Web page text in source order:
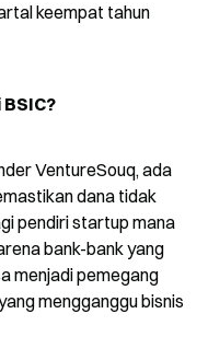
keempat tahun
VentureSouq, ada
dana tidak
pendiri startup mana
bank-bank yang
menjadi pemegang
mengganggu bisnis